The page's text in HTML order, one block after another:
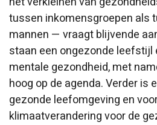
tussen inkomensgroepen als
mannen — vraagt blijvende
staan een ongezonde leefstijl
mentale gezondheid, met
hoog op de agenda. Verder is
gezonde leefomgeving en
klimaatverandering voor de